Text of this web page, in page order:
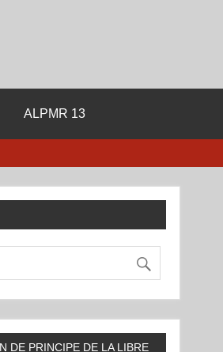
ALPMR 13
DE PRINCIPE DE LA LIBRE